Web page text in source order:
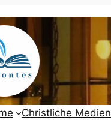
Christliche Medien